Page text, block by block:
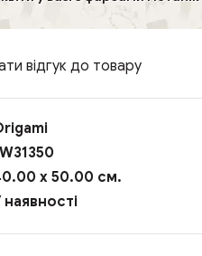
відгук до товару
x 50.00 см.
наявності